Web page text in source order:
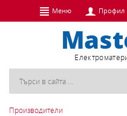
Меню Профил
Производители